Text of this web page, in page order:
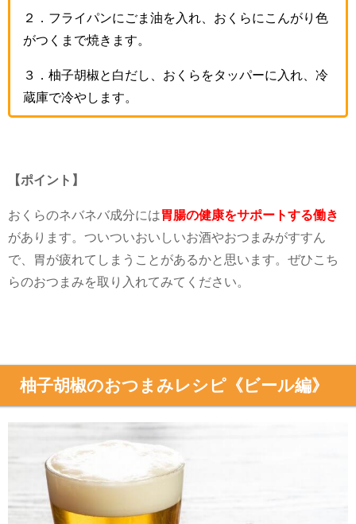
２．フライパンにごま油を入れ、おくらにこんがり色
がつくまで焼きます。
３．柚子胡椒と白だし、おくらをタッパーに入れ、冷
蔵庫で冷やします。
【ポイント】
おくらのネバネバ成分には胃腸の健康をサポートする働き
があります。ついついおいしいお酒やおつまみがすすん
で、胃が疲れてしまうことがあるかと思います。ぜひこち
らのおつまみを取り入れてみてください。
柚子胡椒のおつまみレシピ《ビール編》